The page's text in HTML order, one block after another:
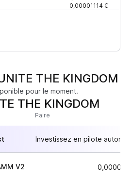
0,00001114 €
THE KINGDOM
pour le moment.
THE KINGDOM
Paire
Investissez en pilote
V2